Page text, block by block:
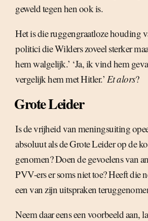
geweld tegen hen ook is.
Het is die ruggengraatloze houding
politici die Wilders zoveel sterker
hem walgelijk.’ ‘Ja, ik vind hem
vergelijk hem met Hitler.’ Et alors?
Grote Leider
Is de vrijheid van meningsuiting
absoluut als de Grote Leider op de
genomen? Doen de gevoelens van
PVV-ers er soms niet toe? Heeft die
een van zijn uitspraken
Neem daar eens een voorbeeld aan,